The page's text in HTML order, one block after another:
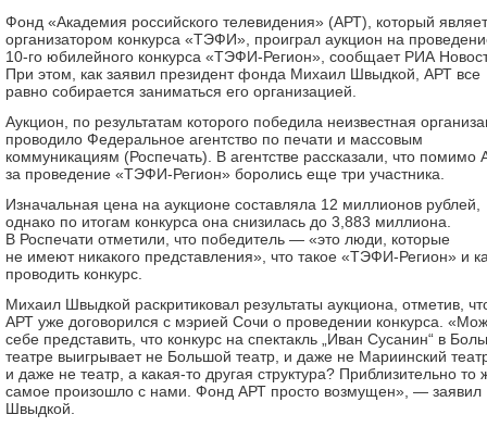
Фонд «Академия российского телевидения» (АРТ), который
организатором конкурса «ТЭФИ», проиграл аукцион на
10-го юбилейного конкурса «ТЭФИ-Регион», сообщает РИА
При этом, как заявил президент фонда Михаил Швыдкой, АРТ все
равно собирается заниматься его организацией.
Аукцион, по результатам которого победила неизвестная
проводило Федеральное агентство по печати и массовым
коммуникациям (Роспечать). В агентстве рассказали, что помимо
за проведение «ТЭФИ-Регион» боролись еще три участника.
Изначальная цена на аукционе составляла 12 миллионов рублей,
однако по итогам конкурса она снизилась до 3,883 миллиона.
В Роспечати отметили, что победитель — «это люди, которые
не имеют никакого представления», что такое «ТЭФИ-Регион» и
проводить конкурс.
Михаил Швыдкой раскритиковал результаты аукциона, отметив,
АРТ уже договорился с мэрией Сочи о проведении конкурса.
себе представить, что конкурс на спектакль „Иван Сусанин“ в
театре выигрывает не Большой театр, и даже не Мариинский
и даже не театр, а какая-то другая структура? Приблизительно то
самое произошло с нами. Фонд АРТ просто возмущен», — заявил
Швыдкой.